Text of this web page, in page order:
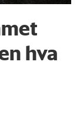
hva